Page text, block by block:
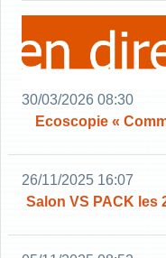
30/03/2026 08:30
Ecoscopie «
26/11/2025 16:07
Salon VS PACK les